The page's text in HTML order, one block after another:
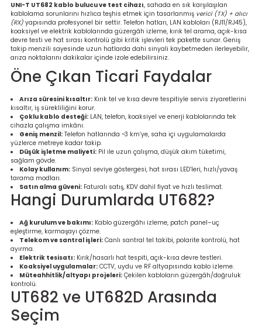
Cihazı
Cihazı
Ölçerler
UNI-T UT682 kablo bulucu ve test cihazı, sahada en sık karşılaşılan
kablolama sorunlarını hızlıca teşhis etmek için tasarlanmış verici (TX) + alıcı
(RX) yapısında profesyonel bir settir. Telefon hatları, LAN kabloları (RJ11/RJ45),
koaksiyel ve elektrik kablolarında güzergâh izleme, kırık tel arama, açık-kısa
devre testi ve hat sırası kontrolü gibi kritik işlevleri tek pakette sunar. Geniş
takip menzili sayesinde uzun hatlarda dahi sinyali kaybetmeden ilerleyebilir,
arıza noktalarını dakikalar içinde izole edebilirsiniz.
Öne Çıkan Ticari Faydalar
Arıza süresini kısaltır: Kırık tel ve kısa devre tespitiyle servis ziyaretlerini
kısaltır, iş sürekliliğini korur.
Çoklu kablo desteği: LAN, telefon, koaksiyel ve enerji kablolarında tek
cihazla çalışma imkânı.
Geniş menzil: Telefon hatlarında ~3 km’ye, saha içi uygulamalarda
yüzlerce metreye kadar takip.
Düşük işletme maliyeti: Pil ile uzun çalışma, düşük akım tüketimi,
sağlam gövde.
Kolay kullanım: Sinyal seviye göstergesi, hat sırası LED’leri, hızlı/yavaş
tarama modları.
Satın alma güveni: Faturalı satış, KDV dahil fiyat ve hızlı teslimat.
Hangi Durumlarda UT682?
Ağ kurulum ve bakımı: Kablo güzergâhı izleme, patch panel–uç
eşleştirme, karmaşayı çözme.
Telekom ve santral işleri: Canlı santral tel takibi, polarite kontrolü, hat
ayırma.
Elektrik tesisatı: Kırık/hasarlı hat tespiti, açık-kısa devre testleri.
Koaksiyel uygulamalar: CCTV, uydu ve RF altyapısında kablo izleme.
Müteahhitlik/altyapı projeleri: Çekilen kabloların güzergâh/doğruluk
kontrolü.
UT682 ve UT682D Arasında
Seçim